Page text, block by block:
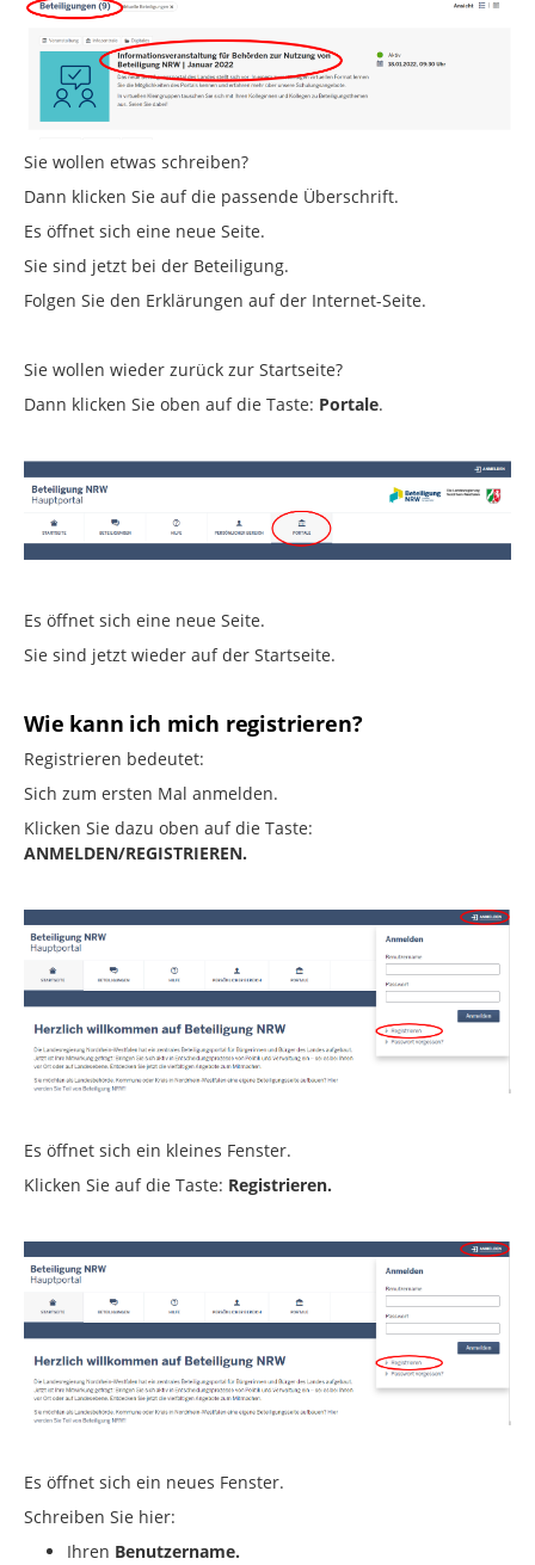
Sie wollen etwas schreiben?
Dann klicken Sie auf die passende Überschrift.
Es öffnet sich eine neue Seite.
Sie sind jetzt bei der Beteiligung.
Folgen Sie den Erklärungen auf der Internet-Seite.
Sie wollen wieder zurück zur Startseite?
Dann klicken Sie oben auf die Taste: Portale.
Es öffnet sich eine neue Seite.
Sie sind jetzt wieder auf der Startseite.
Wie kann ich mich registrieren?
Registrieren bedeutet:
Sich zum ersten Mal anmelden.
Klicken Sie dazu oben auf die Taste:
ANMELDEN/REGISTRIEREN.
Es öffnet sich ein kleines Fenster.
Klicken Sie auf die Taste: Registrieren.
Es öffnet sich ein neues Fenster.
Schreiben Sie hier:
Ihren Benutzername.